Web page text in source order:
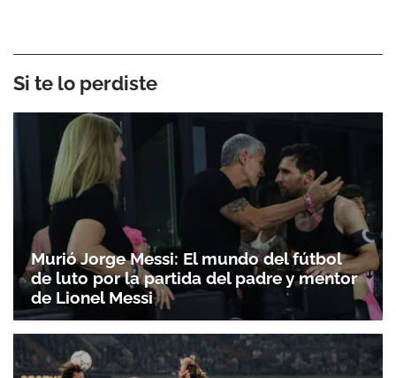
Si te lo perdiste
Murió Jorge Messi: El mundo del fútbol
de luto por la partida del padre y mentor
de Lionel Messi